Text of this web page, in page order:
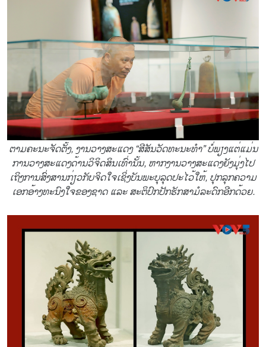
ຕາມຄະນະຈັດຕັ້ງ, ງານວາງສະແດງ “ສີສັນວັດທະນະທຳ” ບໍ່ພຽງແຕ່ແມ່ນ
ການວາງສະແດງດ້ານວິຈິດສິນເທົ່ານັ້ນ, ຫາກງານວາງສະແດງຍັງມຸ່ງໄປ
ເຖິງການສົ່ງສານກ່ຽວກັບຈິດໃຈເຊິ່ງບັນພະບຸລຸດປະໄວ້ໃຫ້, ປຸກລຸກຄວາມ
ເອກອ້າງທະນົງໃຈຂອງຊາດ ແລະ ສະຕິປົກປັກຮັກສາມໍລະດົກອີກດ້ວຍ.